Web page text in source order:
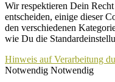
Wir respektieren Dein
entscheiden, einige dieser
den verschiedenen
wie Du die
Hinweis auf Verarbeitung
Notwendig Notwendig